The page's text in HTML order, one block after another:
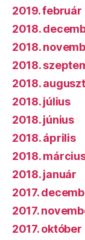
2019. február
2018.
2018.
2018.
2018.
2018. július
2018. június
2018. április
2018.
2018. január
2017.
2017.
2017. október